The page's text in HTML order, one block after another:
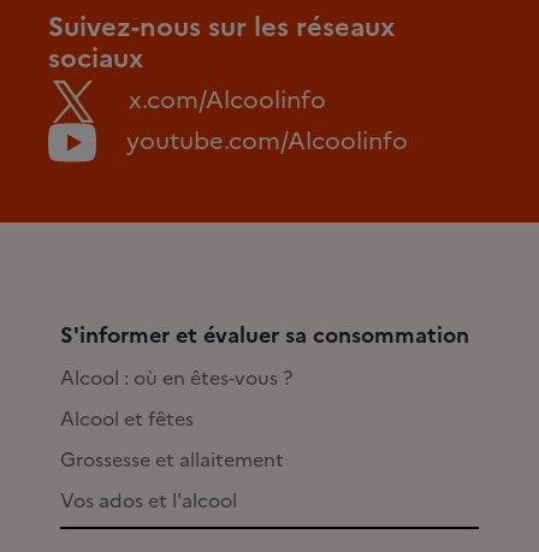
Suivez-nous sur les réseaux
sociaux
x.com/Alcoolinfo
youtube.com/Alcoolinfo
S'informer et évaluer sa consommation
Alcool : où en êtes-vous ?
Alcool et fêtes
Grossesse et allaitement
Vos ados et l'alcool